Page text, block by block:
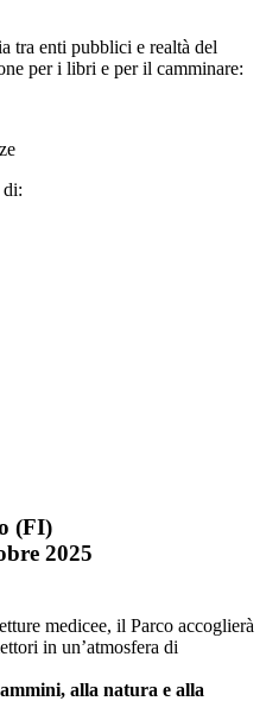
tra enti pubblici e realtà del
per i libri e per il camminare:
di:
(FI)
2025
medicee, il Parco accoglierà
in un’atmosfera di
alla natura e alla